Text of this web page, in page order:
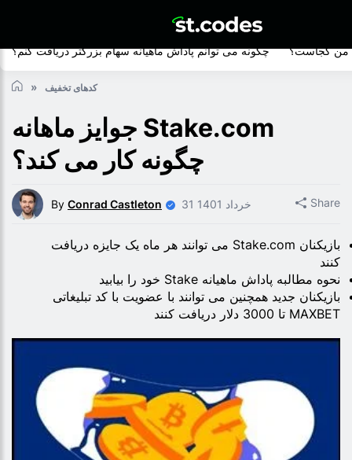
من کجاست؟ چگونه می توانم پاداش ماهیانه سهام بزرگتر دریافت کنم؟
کدهای تخفیف
جوایز ماهانه Stake.com
چگونه کار می کند؟
By Conrad Castleton 31 خرداد 1401 Share
بازیکنان Stake.com می توانند هر ماه یک جایزه دریافت
کنند
نحوه مطالبه پاداش ماهیانه Stake خود را بیابید
بازیکنان جدید همچنین می توانند با عضویت با کد تبلیغاتی
MAXBET تا 3000 دلار دریافت کنند